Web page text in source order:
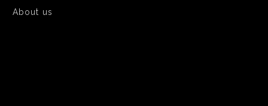
About us